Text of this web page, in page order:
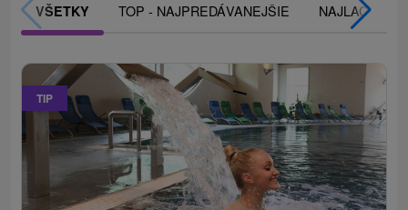
VŠETKY TOP - NAJPREDÁVANEJŠIE
TIP